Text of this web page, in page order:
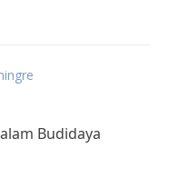
Budidaya